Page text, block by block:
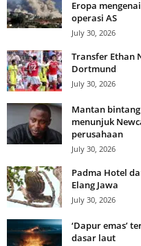
Eropa
operasi AS
July 30, 2026
Transfer Ethan
Dortmund
July 30, 2026
Mantan bintang
menunjuk
perusahaan
July 30, 2026
Padma Hotel
Elang Jawa
July 30, 2026
‘Dapur emas’
dasar laut